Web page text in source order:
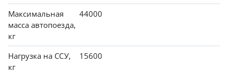
Максимальная
масса автопоезда,
кг
44000
Нагрузка на ССУ,
кг
15600